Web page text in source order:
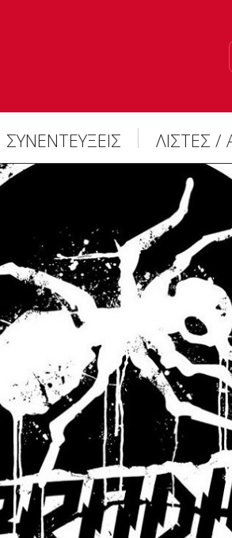
ΣΥΝΕΝΤΕΥΞΕΙΣ ΛΙΣΤΕΣ